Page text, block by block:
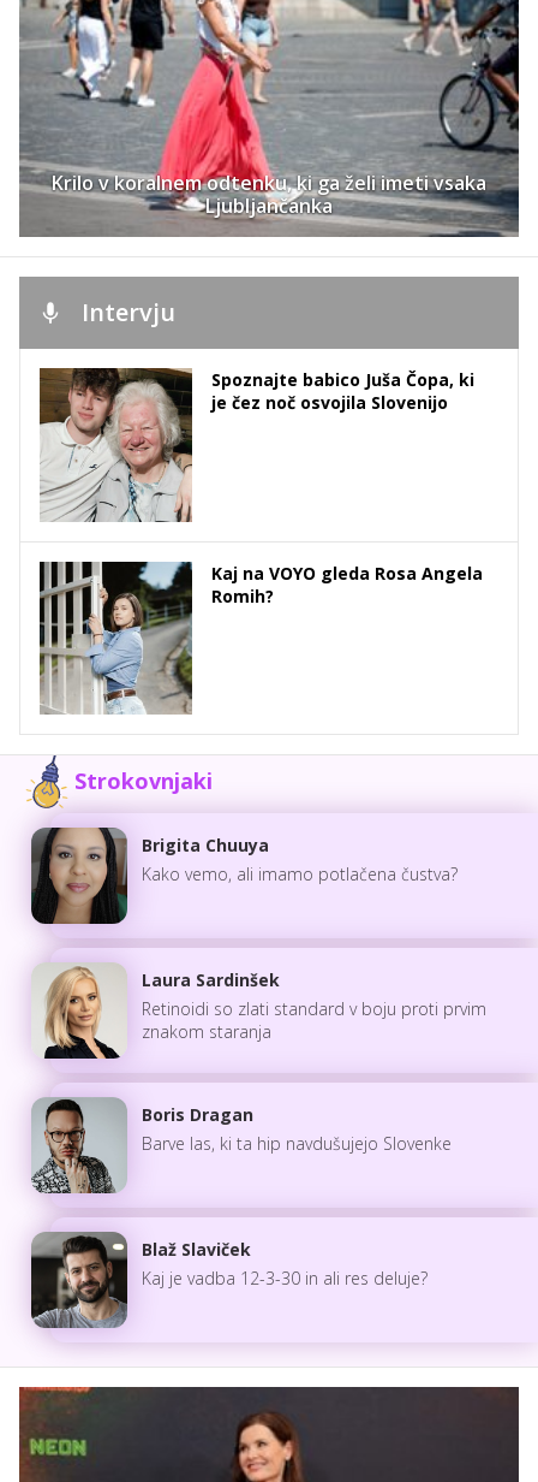
Krilo v koralnem odtenku, ki ga želi imeti vsaka
Ljubljančanka
Intervju
Spoznajte babico Juša Čopa, ki
je čez noč osvojila Slovenijo
Kaj na VOYO gleda Rosa Angela
Romih?
Strokovnjaki
Brigita Chuuya
Kako vemo, ali imamo potlačena čustva?
Laura Sardinšek
Retinoidi so zlati standard v boju proti prvim
znakom staranja
Boris Dragan
Barve las, ki ta hip navdušujejo Slovenke
Blaž Slaviček
Kaj je vadba 12-3-30 in ali res deluje?